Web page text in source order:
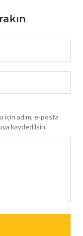
için adım, e-posta
kaydedilsin.